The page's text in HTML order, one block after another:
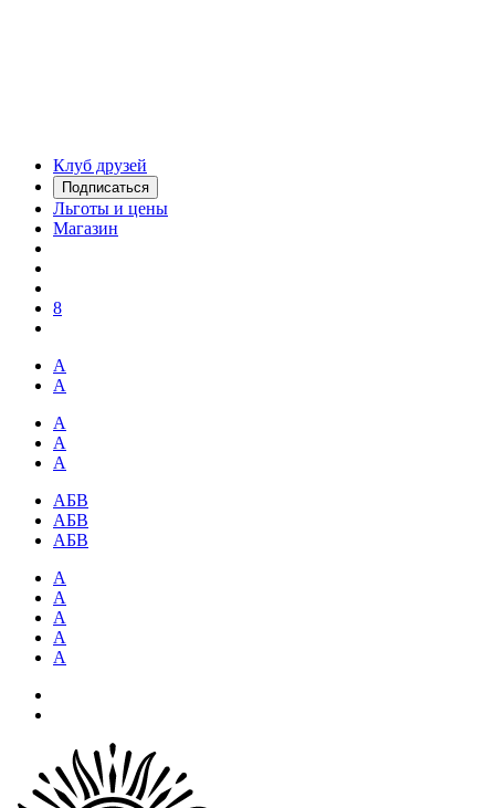
Клуб друзей
Подписаться
Льготы и цены
Магазин
8
А
А
А
А
А
АБВ
АБВ
АБВ
А
А
А
А
А